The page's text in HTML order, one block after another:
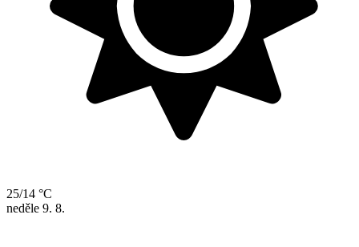
25/14 °C
neděle 9. 8.